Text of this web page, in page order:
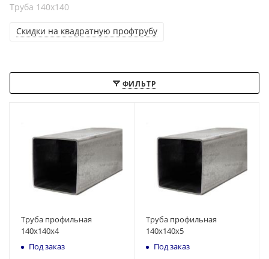
Труба 140x140
Скидки на квадратную профтрубу
ФИЛЬТР
Труба профильная
140х140x4
Под заказ
Труба профильная
140х140x5
Под заказ